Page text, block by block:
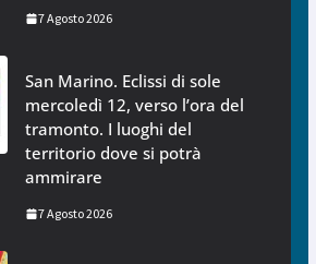
7 Agosto 2026
San Marino. Eclissi di sole
mercoledì 12, verso l’ora del
tramonto. I luoghi del
territorio dove si potrà
ammirare
7 Agosto 2026